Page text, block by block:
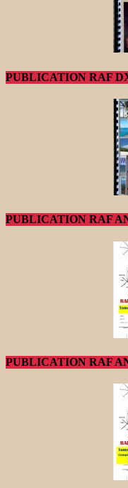
PUBLICATION RAF
PUBLICATION RAF
PUBLICATION RAF